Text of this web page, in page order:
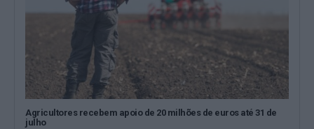
Agricultores recebem apoio de 20 milhões de euros até 31 de
julho